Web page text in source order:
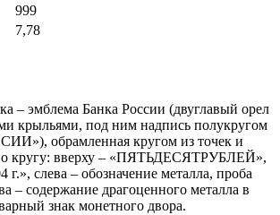
999
7,78
– эмблема Банка России (двуглавый орел
крыльями, под ним надпись полукругом
обрамленная кругом из точек и
кругу: вверху – «ПЯТЬДЕСЯТРУБЛЕЙ»,
г.», слева – обозначение металла, проба
– содержание драгоценного металла в
знак монетного двора.